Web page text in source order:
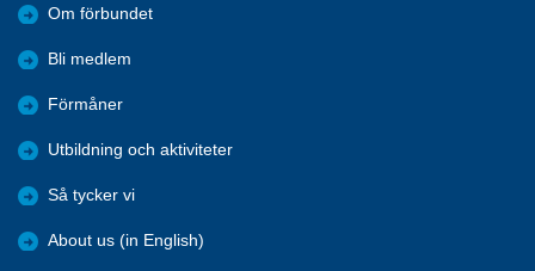
Om förbundet
Bli medlem
Förmåner
Utbildning och aktiviteter
Så tycker vi
About us (in English)